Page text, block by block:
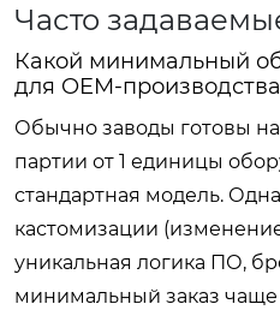
Часто
Какой минимальный
для OEM-
Обычно заводы готовы
партии от 1 единицы
стандартная модель.
кастомизации
уникальная логика ПО,
минимальный заказ чаще